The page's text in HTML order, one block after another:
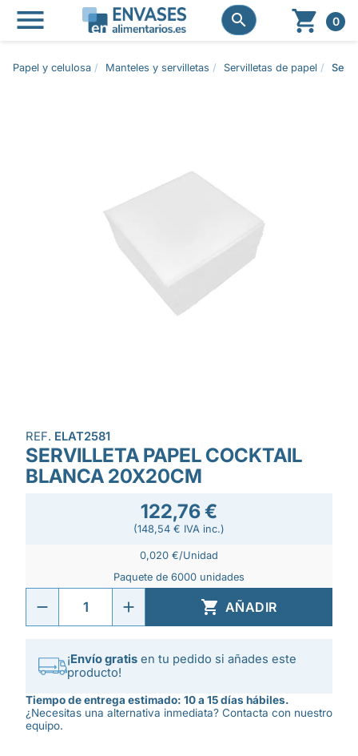
 
  0
Papel y celulosa Manteles y servilletas Servilletas de papel
REF. ELAT2581
SERVILLETA PAPEL COCKTAIL
BLANCA 20X20CM
122,76 €
(148,54 € IVA inc.)
0,020 €/Unidad
Paquete de 6000 unidades
 AÑADIR
¡Envío gratis en tu pedido si añades este
producto!
Tiempo de entrega estimado: 10 a 15 días hábiles.
¿Necesitas una alternativa inmediata? Contacta con nuestro
equipo.